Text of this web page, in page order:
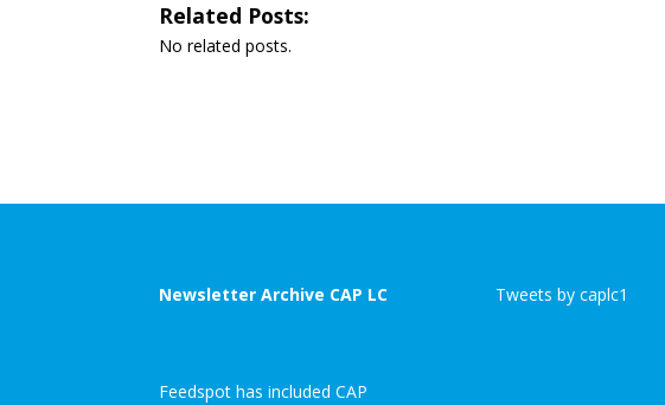
Related Posts:
No related posts.
Newsletter Archive CAP LC
Feedspot has included CAP
Tweets by caplc1